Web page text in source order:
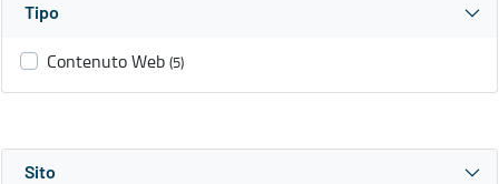
Tipo
Contenuto Web (5)
Sito